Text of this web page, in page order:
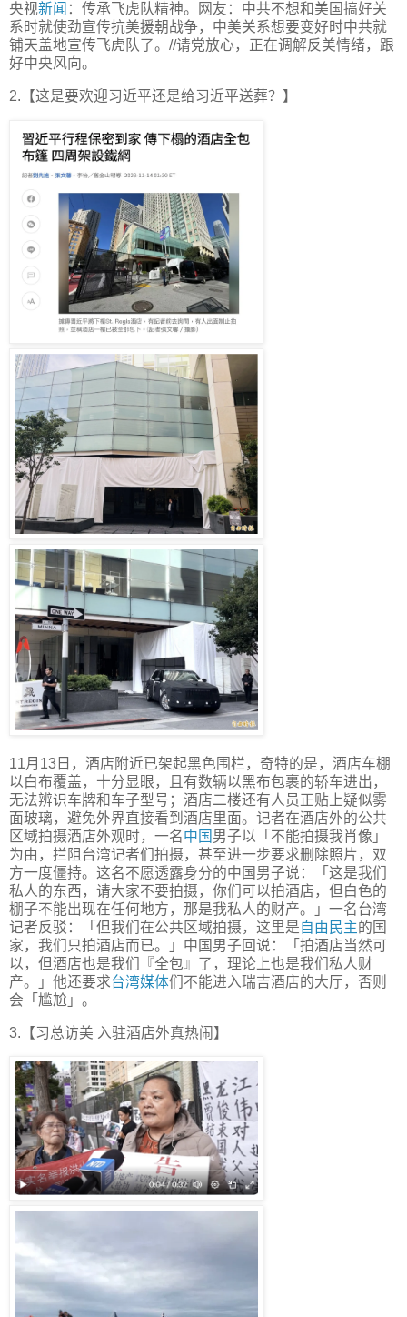
央视新闻 ：传承飞虎队精神。网友：中共不想和美国搞好关
系时就使劲宣传抗美援朝战争，中美关系想要变好时中共就
铺天盖地宣传飞虎队了。//请党放心，正在调解反美情绪，跟
好中央风向。
2.【这是要欢迎习近平还是给习近平送葬？】
11月13日，酒店附近已架起黑色围栏，奇特的是，酒店车棚
以白布覆盖，十分显眼，且有数辆以黑布包裹的轿车进出，
无法辨识车牌和车子型号；酒店二楼还有人员正贴上疑似雾
面玻璃，避免外界直接看到酒店里面。记者在酒店外的公共
区域拍摄酒店外观时，一名中国 男子以「不能拍摄我肖像」
为由，拦阻台湾记者们拍摄，甚至进一步要求删除照片，双
方一度僵持。这名不愿透露身分的中国男子说：「这是我们
私人的东西，请大家不要拍摄，你们可以拍酒店，但白色的
棚子不能出现在任何地方，那是我私人的财产。」一名台湾
记者反驳：「但我们在公共区域拍摄，这里是自由民主的国
家，我们只拍酒店而已。」中国男子回说：「拍酒店当然可
以，但酒店也是我们『全包』了，理论上也是我们私人财
产。」他还要求台湾媒体们不能进入瑞吉酒店的大厅，否则
会「尴尬」。
3.【习总访美 入驻酒店外真热闹】